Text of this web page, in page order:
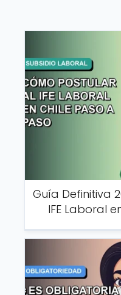
Guía Definitiva
IFE Laboral